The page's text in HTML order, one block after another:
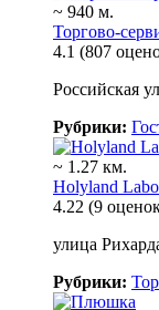
~ 940 м.
Торгово-
4.1 (807
Российская
Рубрики:
~ 1.27 км.
Holyland
4.22 (9
улица
Рубрики: